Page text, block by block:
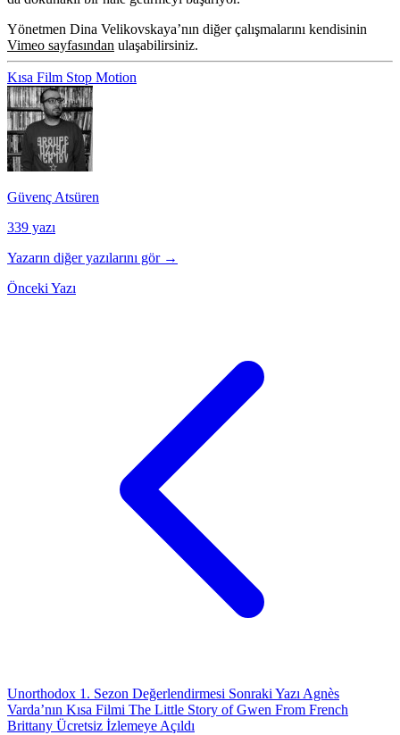
Yönetmen Dina Velikovskaya’nın diğer çalışmalarını kendisinin
Vimeo sayfasından ulaşabilirsiniz.
Kısa Film Stop Motion
Güvenç Atsüren
339 yazı
Yazarın diğer yazılarını gör →
Önceki Yazı
Unorthodox 1. Sezon Değerlendirmesi Sonraki Yazı Agnès
Varda’nın Kısa Filmi The Little Story of Gwen From French
Brittany Ücretsiz İzlemeye Açıldı